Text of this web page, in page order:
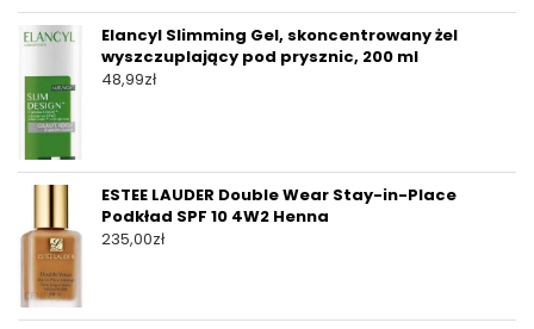
Elancyl Slimming Gel, skoncentrowany żel
wyszczuplający pod prysznic, 200 ml
48,99zł
ESTEE LAUDER Double Wear Stay-in-Place
Podkład SPF 10 4W2 Henna
235,00zł